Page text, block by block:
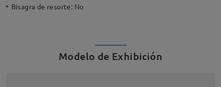
Bisagra de resorte: No
Modelo de Exhibición